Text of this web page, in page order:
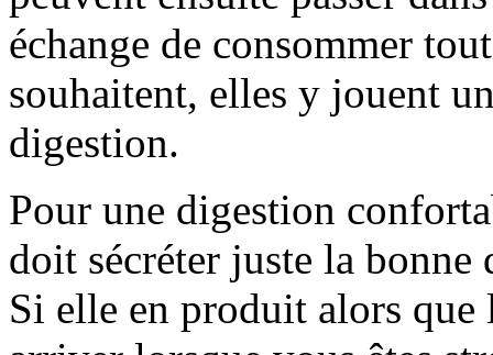
échange de consommer
souhaitent, elles y jouent
digestion.
Pour une digestion
doit sécréter juste la bonne
Si elle en produit alors que